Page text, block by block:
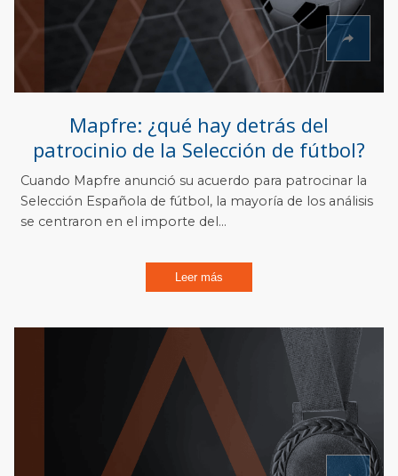
Mapfre: ¿qué hay detrás del
patrocinio de la Selección de fútbol?
Cuando Mapfre anunció su acuerdo para patrocinar la
Selección Española de fútbol, la mayoría de los análisis
se centraron en el importe del...
Leer más